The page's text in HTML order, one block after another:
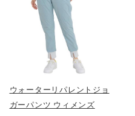
ウォーターリパレントジョ
ガーパンツ ウィメンズ